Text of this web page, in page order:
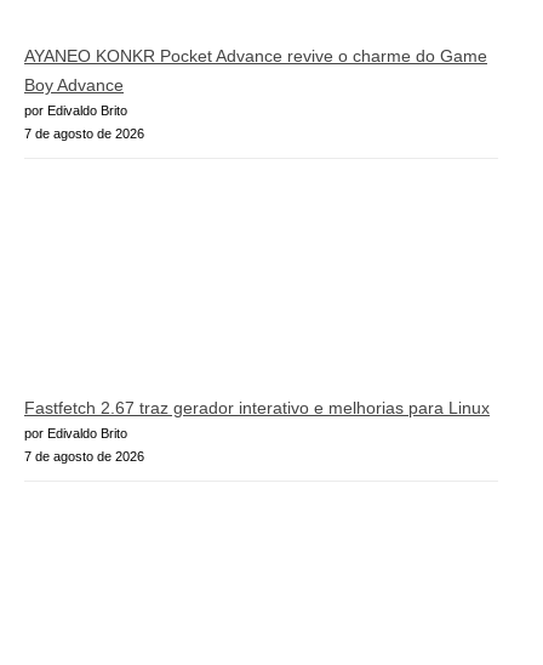
AYANEO KONKR Pocket Advance revive o charme do Game
Boy Advance
por Edivaldo Brito
7 de agosto de 2026
Fastfetch 2.67 traz gerador interativo e melhorias para Linux
por Edivaldo Brito
7 de agosto de 2026